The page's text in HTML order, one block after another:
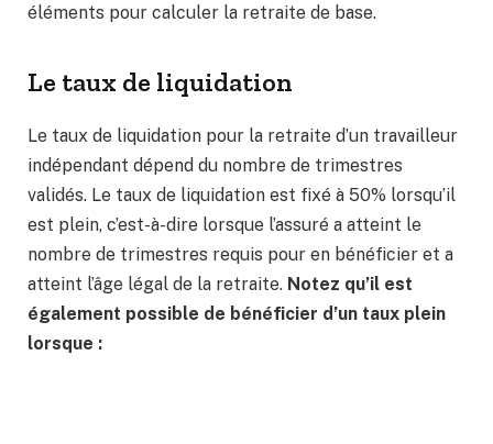
éléments pour calculer la retraite de base.
Le taux de liquidation
Le taux de liquidation pour la retraite d’un travailleur
indépendant dépend du nombre de trimestres
validés. Le taux de liquidation est fixé à 50% lorsqu’il
est plein, c’est-à-dire lorsque l’assuré a atteint le
nombre de trimestres requis pour en bénéficier et a
atteint l’âge légal de la retraite. Notez qu’il est
également possible de bénéficier d’un taux plein
lorsque :